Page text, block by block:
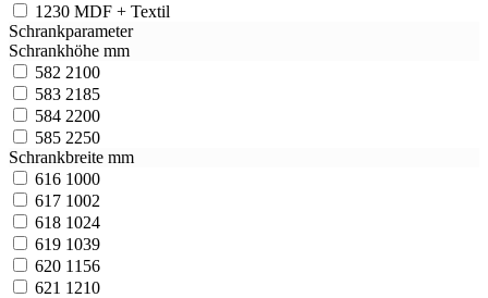
1230 MDF + Textil
Schrankparameter
Schrankhöhe mm
582 2100
583 2185
584 2200
585 2250
Schrankbreite mm
616 1000
617 1002
618 1024
619 1039
620 1156
621 1210